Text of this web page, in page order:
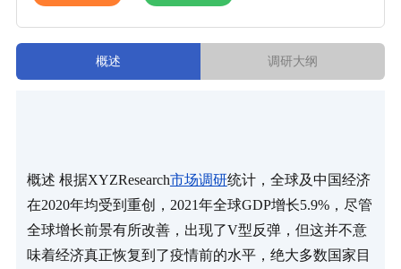
概述 调研大纲
概述 根据XYZResearch市场调研统计，全球及中国经济
在2020年均受到重创，2021年全球GDP增长5.9%，尽管
全球增长前景有所改善，出现了V型反弹，但这并不意
味着经济真正恢复到了疫情前的水平，绝大多数国家目